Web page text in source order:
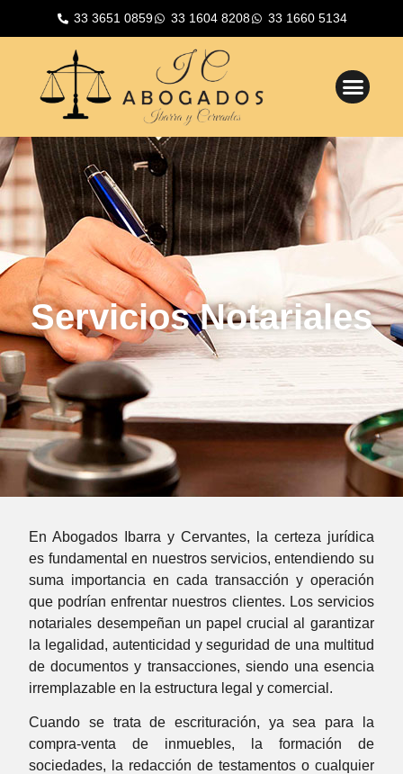
33 3651 0859 33 1604 8208 33 1660 5134
Servicios Notariales
En Abogados Ibarra y Cervantes, la certeza jurídica
es fundamental en nuestros servicios, entendiendo su
suma importancia en cada transacción y operación
que podrían enfrentar nuestros clientes. Los servicios
notariales desempeñan un papel crucial al garantizar
la legalidad, autenticidad y seguridad de una multitud
de documentos y transacciones, siendo una esencia
irremplazable en la estructura legal y comercial.
Cuando se trata de escrituración, ya sea para la
compra-venta de inmuebles, la formación de
sociedades, la redacción de testamentos o cualquier